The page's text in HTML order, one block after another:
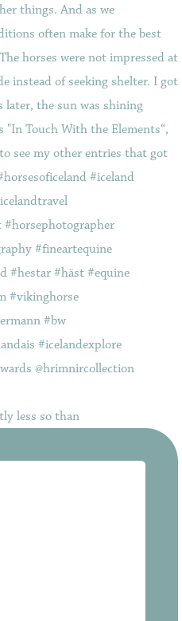
less so than